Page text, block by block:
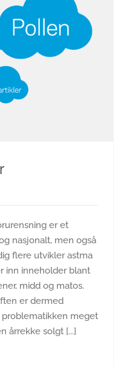
er et
nasjonalt, men også
flere utvikler astma
inn inneholder blant
midd og matos.
er dermed
meget
årrekke solgt [...]